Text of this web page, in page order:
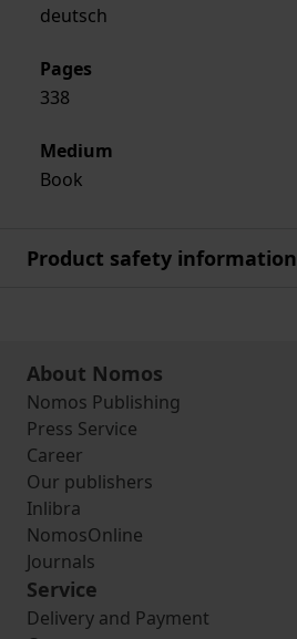
deutsch
Pages
338
Medium
Book
Product safety information
About Nomos
Nomos Publishing
Press Service
Career
Our publishers
Inlibra
NomosOnline
Journals
Service
Delivery and Payment